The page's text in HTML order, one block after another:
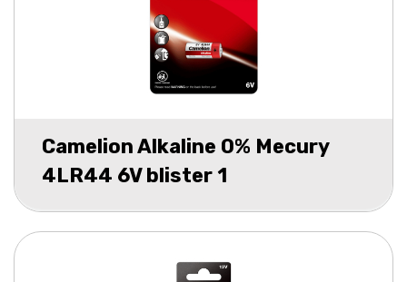
Camelion Alkaline 0% Mecury
4LR44 6V blister 1